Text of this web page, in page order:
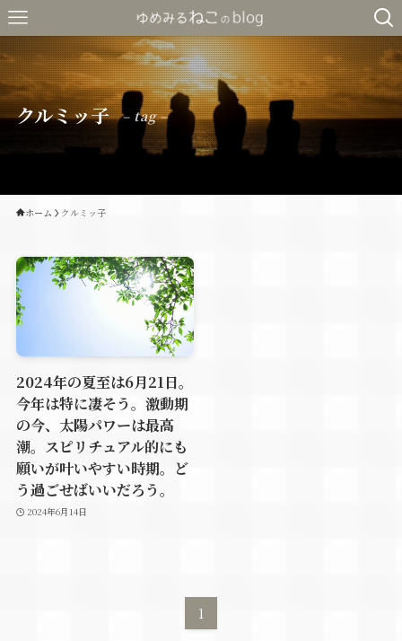
クルミッ子 – tag –
ホーム クルミッ子
2024年の夏至は6月21日。
今年は特に凄そう。激動期
の今、太陽パワーは最高
潮。スピリチュアル的にも
願いが叶いやすい時期。ど
う過ごせばいいだろう。
2024年6月14日
1